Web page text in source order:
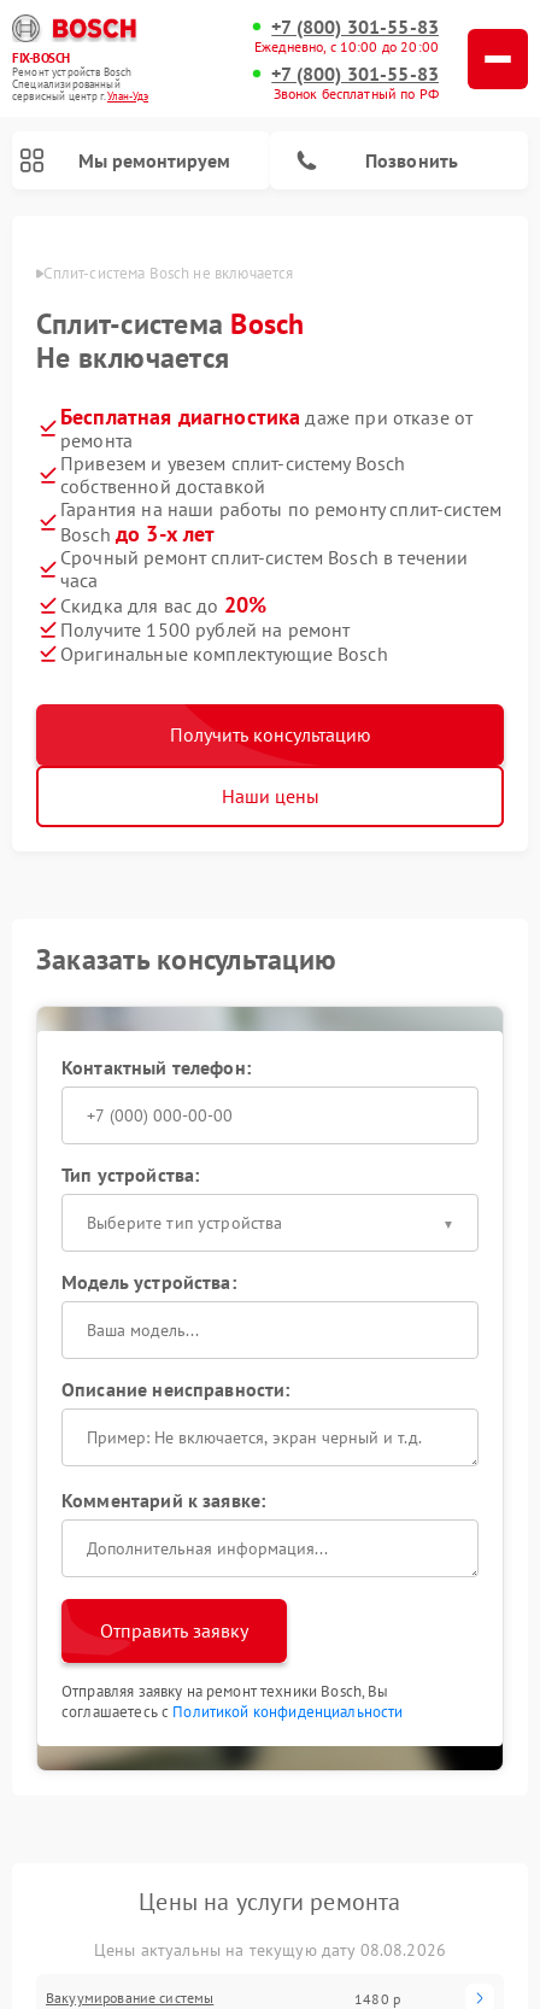
FIX-BOSCH
Ремонт устройств Bosch
Специализированный
cервисный центр г.Улан-Удэ
+7 (800) 301-55-83
Ежедневно, с 10:00 до 20:00
+7 (800) 301-55-83
Звонок бесплатный по РФ
Мы ремонтируем Позвонить
Удэ Сплит-система Bosch не включается
Сплит-система Bosch
Не включается
Бесплатная диагностика даже при отказе от
ремонта
Привезем и увезем сплит-систему Bosch
собственной доставкой
Гарантия на наши работы по ремонту сплит-систем
Bosch до 3-х лет
Срочный ремонт сплит-систем Bosch в течении
часа
Скидка для вас до 20%
Получите 1500 рублей на ремонт
Оригинальные комплектующие Bosch
Получить консультацию
Наши цены
Заказать консультацию
Контактный телефон:
Тип устройства:
Выберите тип устройства
Модель устройства:
Описание неисправности:
Комментарий к заявке:
Отправить заявку
Отправляя заявку на ремонт техники Bosch, Вы
соглашаетесь с Политикой конфиденциальности
Цены на услуги ремонта
Цены актуальны на текущую дату 08.08.2026
Вакуумирование системы 1480 р